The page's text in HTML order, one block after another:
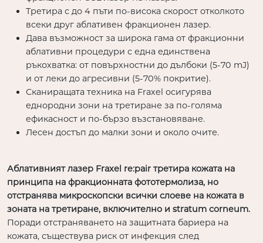
Третира с до 4 пъти по-висока скорост отколкото
всеки друг аблативен фракционен лазер.
Дава възможност за широка гама от фракционни
аблативни процедури с една единствена
ръкохватка: от повърхностни до дълбоки (5-70 mJ)
и от леки до агресивни (5-70% покритие).
Сканиращата техника на Fraxel осигурява
еднородни зони на третиране за по-голяма
ефикасност и по-бързо възстановяване.
Лесен достъп до малки зони и около очите.
Аблативният лазер Fraxel re:pair третира кожата на
принципа на фракционната фототермолиза, но
отстранява микроскопски всички слоеве на кожата в
зоната на третиране, включително и stratum corneum.
Поради отстраняването на защитната бариера на
кожата, съществува риск от инфекция след